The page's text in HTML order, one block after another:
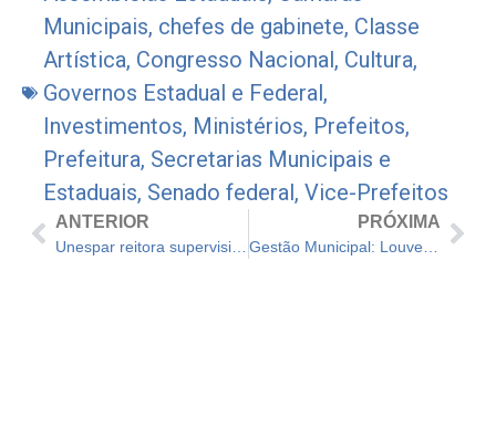
Municipais, chefes de gabinete, Classe
Artística, Congresso Nacional, Cultura,
Governos Estadual e Federal,
Investimentos, Ministérios, Prefeitos,
Prefeitura, Secretarias Municipais e
Estaduais, Senado federal, Vice-Prefeitos
ANTERIOR PRÓXIMA